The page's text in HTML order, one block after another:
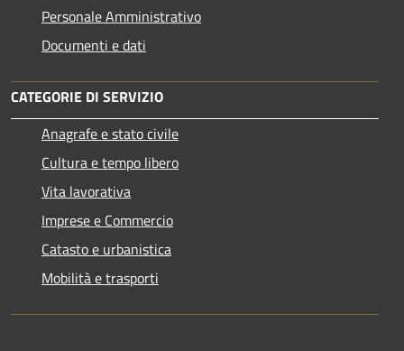
Personale Amministrativo
Documenti e dati
CATEGORIE DI SERVIZIO
Anagrafe e stato civile
Cultura e tempo libero
Vita lavorativa
Imprese e Commercio
Catasto e urbanistica
Mobilità e trasporti